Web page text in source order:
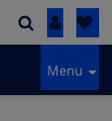
Inloggen
Menu